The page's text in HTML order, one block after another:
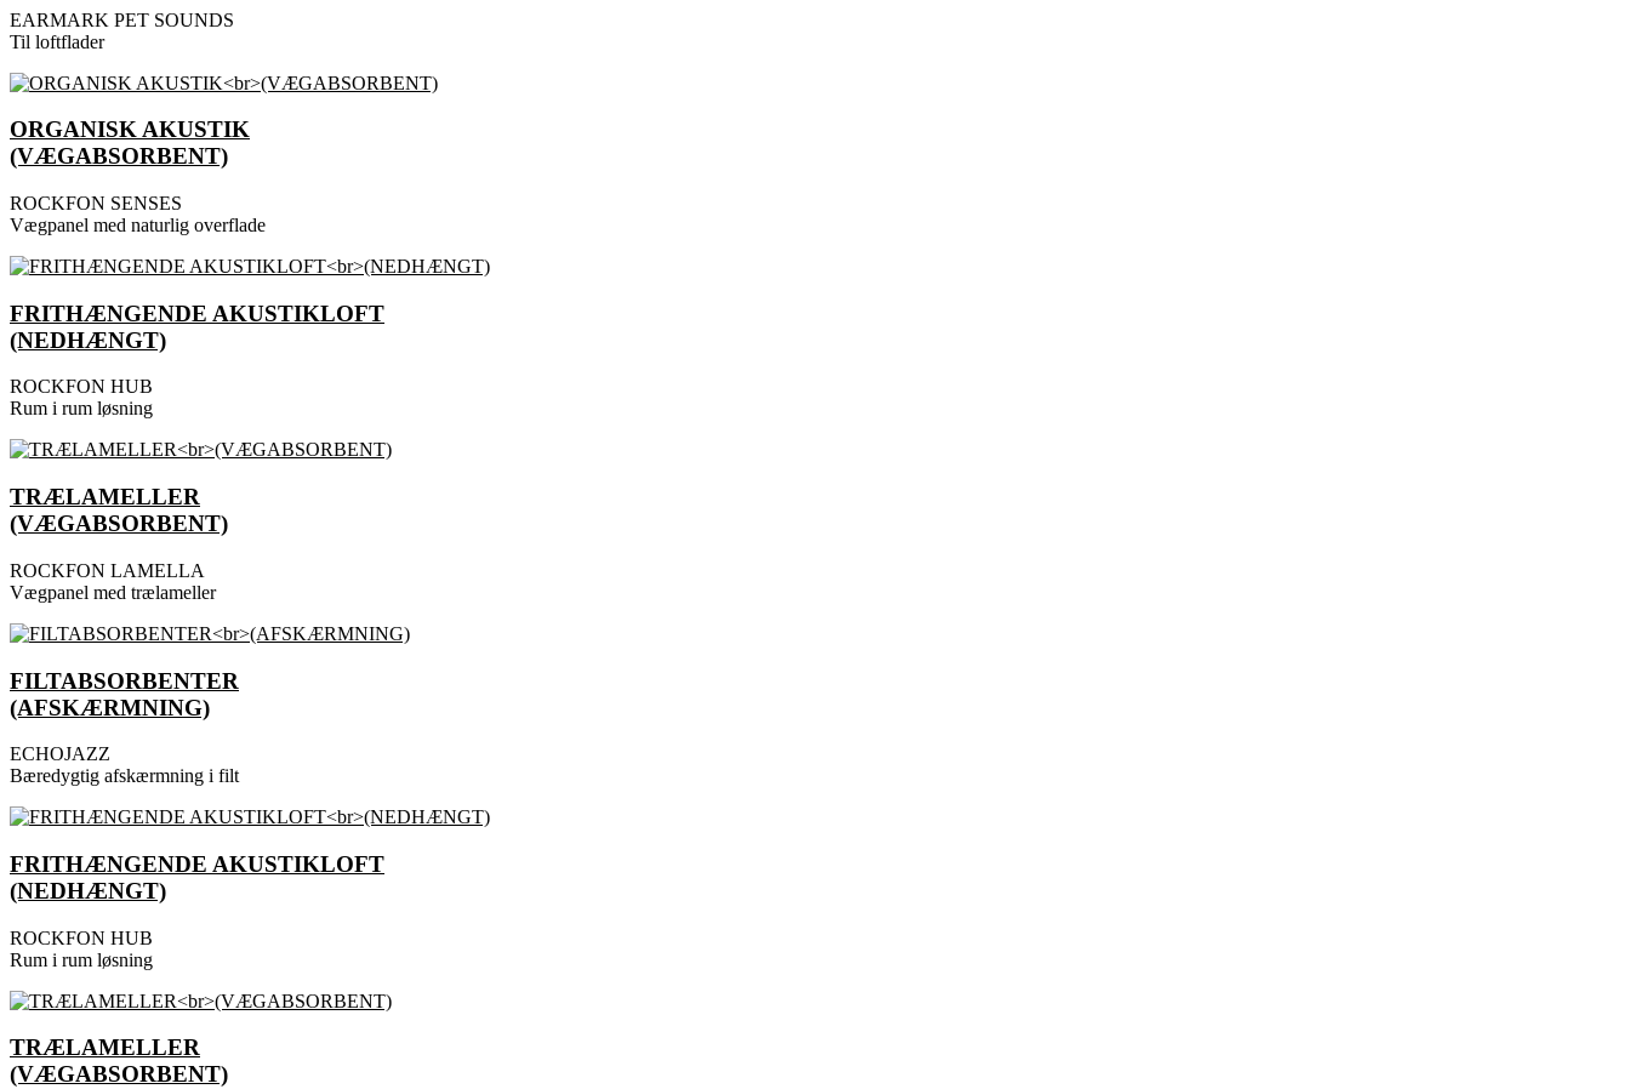
EARMARK PET SOUNDS
Til loftflader
ORGANISK AKUSTIK
(VÆGABSORBENT)
ROCKFON SENSES
Vægpanel med naturlig overflade
FRITHÆNGENDE AKUSTIKLOFT
(NEDHÆNGT)
ROCKFON HUB
Rum i rum løsning
TRÆLAMELLER
(VÆGABSORBENT)
ROCKFON LAMELLA
Vægpanel med trælameller
FILTABSORBENTER
(AFSKÆRMNING)
ECHOJAZZ
Bæredygtig afskærmning i filt
FRITHÆNGENDE AKUSTIKLOFT
(NEDHÆNGT)
ROCKFON HUB
Rum i rum løsning
TRÆLAMELLER
(VÆGABSORBENT)